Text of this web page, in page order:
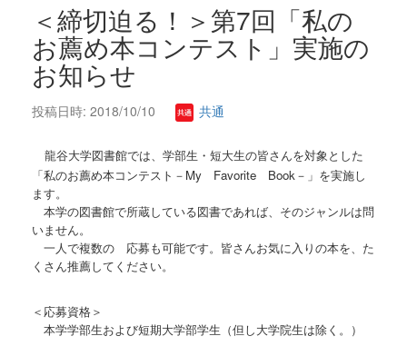
＜締切迫る！＞第7回「私の
お薦め本コンテスト」実施の
お知らせ
投稿日時: 2018/10/10 共通
龍谷大学図書館では、学部生・短大生の皆さんを対象とした
「私のお薦め本コンテスト－ My Favorite Book－」を実施し
ます。
本学の図書館で所蔵している図書であれば、そのジャンルは問
いません。
一人で複数の 応募も可能です。皆さんお気に入りの本を、た
くさん推薦してください。
＜応募資格＞
本学学部生および短期大学部学生（但し大学院生は除く。）